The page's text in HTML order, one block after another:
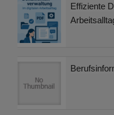
Effiziente